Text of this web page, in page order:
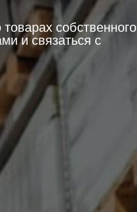
собственного
и связаться с